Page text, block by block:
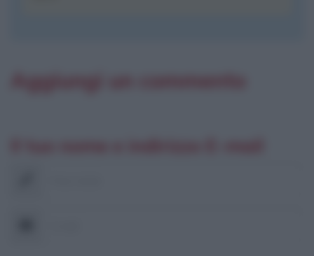
Aggiungi un commento